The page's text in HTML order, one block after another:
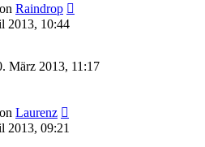
Raindrop
2013, 10:44
März 2013, 11:17
Laurenz
2013, 09:21